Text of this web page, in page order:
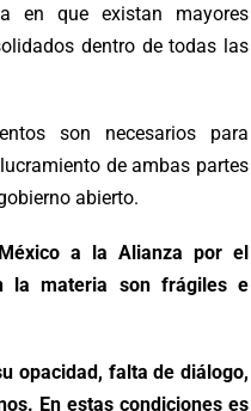
en que existan mayores
dentro de todas las
son necesarios para
de ambas partes
abierto.
a la Alianza por el
la materia son frágiles e
opacidad, falta de diálogo,
En estas condiciones es